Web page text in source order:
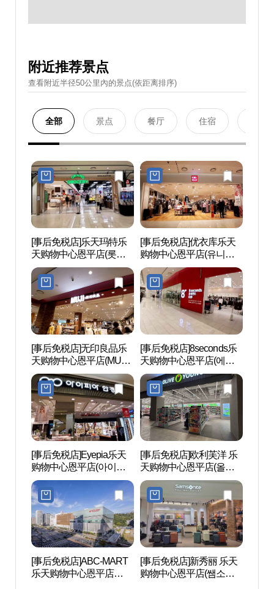
附近推荐景点
查看附近半径50公里內的景点(依距离排序)
全部 景点 餐厅 住宿
[事后免税店]乐天玛特乐
天购物中心恩平店(롯데
마트 롯데몰 은평점)
[事后免税店]优衣库乐天
购物中心恩平店(유니클
로 롯데몰 은평점)
[事后免税店]无印良品乐
天购物中心恩平店(MUJI
롯데몰 은평점)
[事后免税店]8seconds乐
天购物中心恩平店(에잇
세컨즈 롯데몰 은평점)
[事后免税店]Eyepia乐天
购物中心恩平店(아이피
아 롯데몰 은평점)
[事后免税店]欧利芙洋 乐
天购物中心恩平店(올리
브영 롯데몰 은평점)
[事后免税店]ABC-MART
乐天购物中心恩平店
[事后免税店]新秀丽 乐天
购物中心恩平店(쌤소나